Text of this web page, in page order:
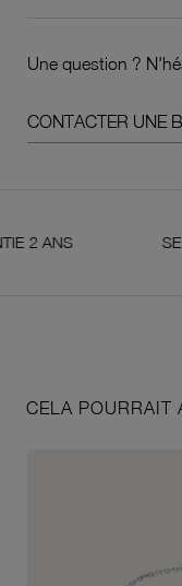
Une question ?
CONTACTER UNE
CELA POURRAIT